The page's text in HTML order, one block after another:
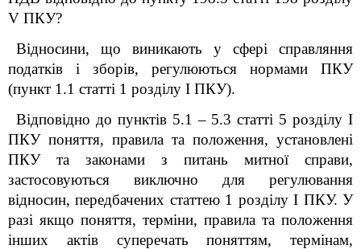
V ПКУ?
Відносини, що виникають у сфері справляння
податків і зборів, регулюються нормами ПКУ
(пункт 1.1 статті 1 розділу I ПКУ).
Відповідно до пунктів 5.1 – 5.3 статті 5 розділу I
ПКУ поняття, правила та положення, установлені
ПКУ та законами з питань митної справи,
застосовуються виключно для регулювання
відносин, передбачених статтею 1 розділу I ПКУ. У
разі якщо поняття, терміни, правила та положення
інших актів суперечать поняттям, термінам,